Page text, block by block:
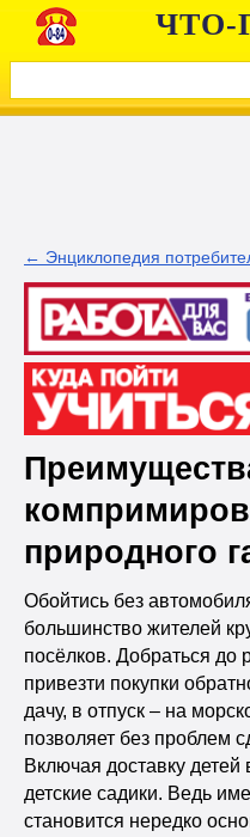
ЧТО-
← Энциклопедия
природного
Обойтись без
большинство жителей
посёлков. Добраться до
привезти покупки
дачу, в отпуск – на
позволяет без проблем
Включая доставку
детские садики. Ведь
становится нередко